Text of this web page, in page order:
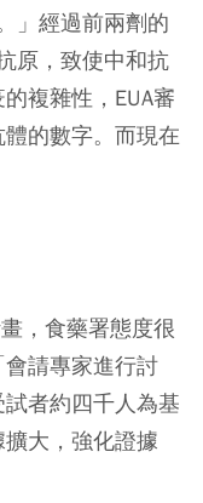
」經過前兩劑的
原，致使中和抗
複雜性，EUA審
的數字。而現在
，食藥署態度很
請專家進行討
者約四千人為基
大，強化證據